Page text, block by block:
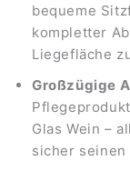
bequeme
kompletter
Liegefläche
Großzügige
Glas Wein –
sicher seinen